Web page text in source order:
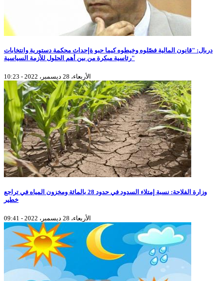
دربال: "قانون المالية فصّلوه وخيطوه كيما حبو ةإحداث محكمة دستورية وانتخابات
رئاسية مبكرة من بين أهم الحلول للأزمة السياسية"
الأربعاء، 28 ديسمبر، 2022 - 10:23
وزارة الفلاحة: نسبة إمتلاء السدود في حدود 28 بالمائة ومخزون المياه في تراجع
خطير
الأربعاء، 28 ديسمبر، 2022 - 09:41